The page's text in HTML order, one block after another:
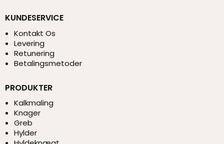
KUNDESERVICE
Kontakt Os
Levering
Retunering
Betalingsmetoder
PRODUKTER
Kalkmaling
Knager
Greb
Hylder